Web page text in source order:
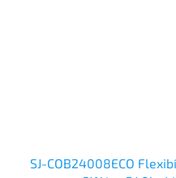
SJ-COB24008ECO